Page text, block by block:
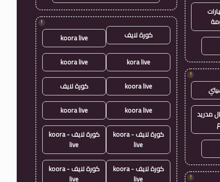
!
مدريد
!
!
كورة لايف koora live
kora live
koora live
koora live كورة لايف
koora live
koora live
كورة لايف - koora
live
كورة لايف - koora
live
كورة لايف - koora
live
كورة لايف - koora
live